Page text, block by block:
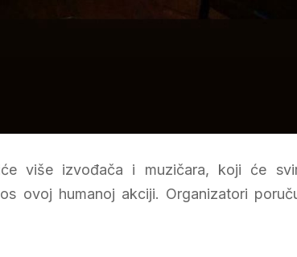
više izvođača i muzičara, koji će
ovoj humanoj akciji. Organizatori